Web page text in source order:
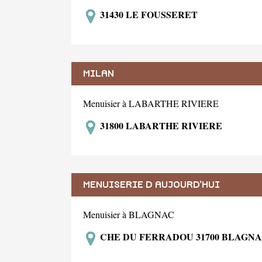
31430 LE FOUSSERET
MILAN
Menuisier à LABARTHE RIVIERE
31800 LABARTHE RIVIERE
MENUISERIE D AUJOURD'HUI
Menuisier à BLAGNAC
CHE DU FERRADOU 31700